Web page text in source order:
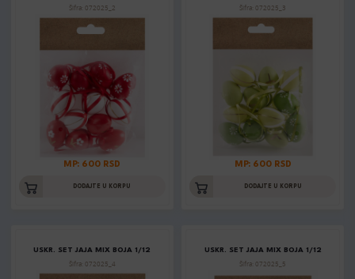
Šifra: 072025_2
MP: 600 RSD
DODAJTE U KORPU
Šifra: 072025_3
MP: 600 RSD
DODAJTE U KORPU
USKR. SET JAJA MIX BOJA 1/12
Šifra: 072025_4
USKR. SET JAJA MIX BOJA 1/12
Šifra: 072025_5